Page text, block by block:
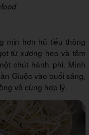
mịn hơn hủ tiếu thông
từ xương heo và tôm
chút hành phi. Mình
Giuộc vào buổi sáng,
vô cùng hợp lý.